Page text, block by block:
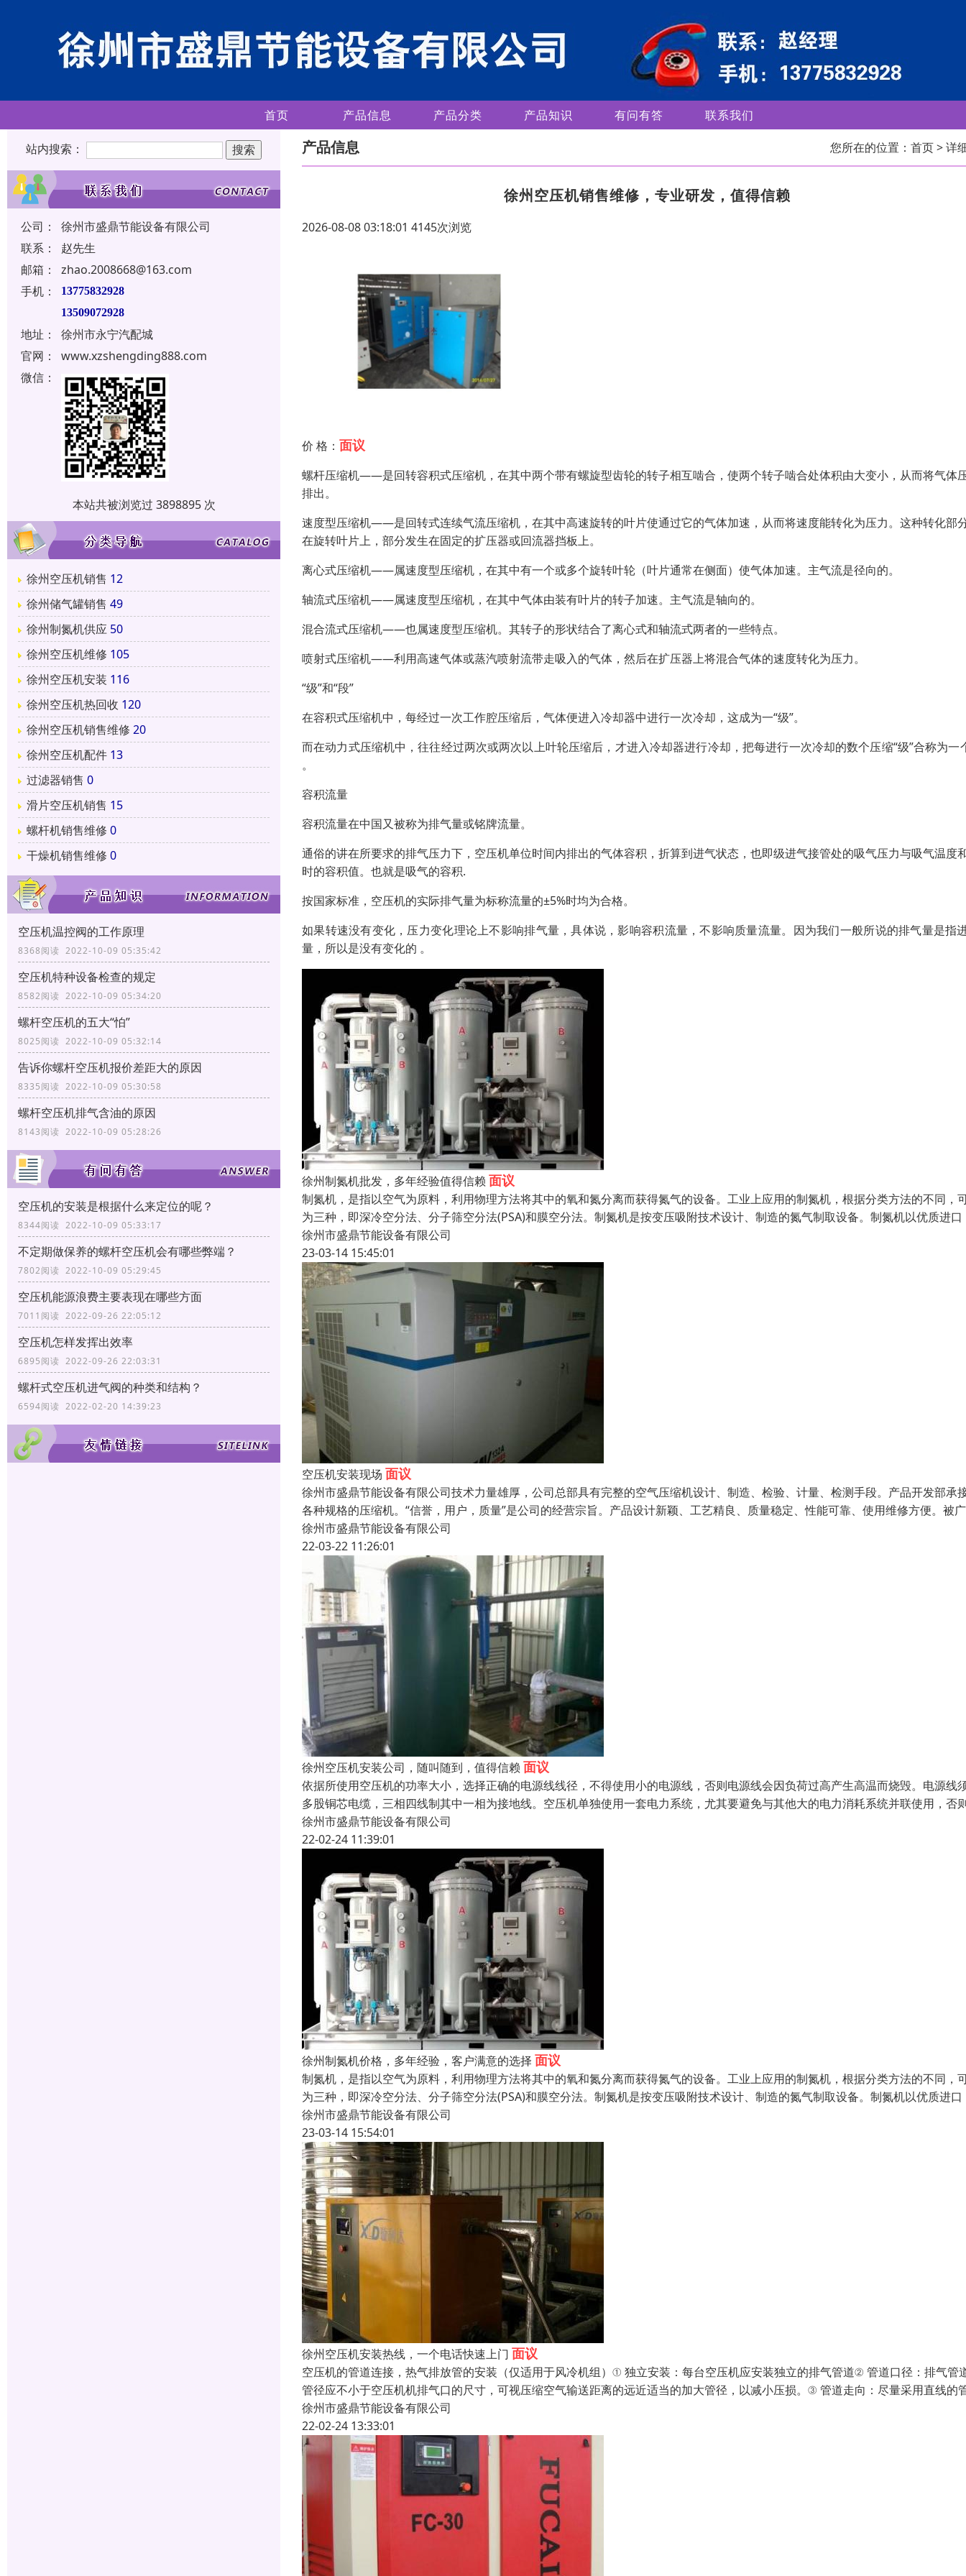
首页 产品信息 产品分类 产品知识 有问有答 联系我们
站内搜索：
公司：
徐州市盛鼎节能设备有限公司
联系：
赵先生
邮箱：
zhao.2008668@163.com
手机：
13775832928
13509072928
地址：
徐州市永宁汽配城
官网：
www.xzshengding888.com
微信：
本站共被浏览过 3898895 次
徐州空压机销售 12
徐州储气罐销售 49
徐州制氮机供应 50
徐州空压机维修 105
徐州空压机安装 116
徐州空压机热回收 120
徐州空压机销售维修 20
徐州空压机配件 13
过滤器销售 0
滑片空压机销售 15
螺杆机销售维修 0
干燥机销售维修 0
空压机温控阀的工作原理
8368阅读 2022-10-09 05:35:42
空压机特种设备检查的规定
8582阅读 2022-10-09 05:34:20
螺杆空压机的五大“怕”
8025阅读 2022-10-09 05:32:14
告诉你螺杆空压机报价差距大的原因
8335阅读 2022-10-09 05:30:58
螺杆空压机排气含油的原因
8143阅读 2022-10-09 05:28:26
空压机的安装是根据什么来定位的呢？
8344阅读 2022-10-09 05:33:17
不定期做保养的螺杆空压机会有哪些弊端？
7802阅读 2022-10-09 05:29:45
空压机能源浪费主要表现在哪些方面
7011阅读 2022-09-26 22:05:12
空压机怎样发挥出效率
6895阅读 2022-09-26 22:03:31
螺杆式空压机进气阀的种类和结构？
6594阅读 2022-02-20 14:39:23
产品信息 您所在的位置： 首页> 详
徐州空压机销售维修，专业研发，值得信赖
2026-08-08 03:18:01 4145次浏览
价 格： 面议
螺杆压缩机——是回转容积式压缩机，在其中两个带有螺旋型齿轮的转子相互啮合，使两个转子啮合处体积由大变小，从而将气体
排出。
速度型压缩机——是回转式连续气流压缩机，在其中高速旋转的叶片使通过它的气体加速，从而将速度能转化为压力。这种转化部
在旋转叶片上，部分发生在固定的扩压器或回流器挡板上。
离心式压缩机——属速度型压缩机，在其中有一个或多个旋转叶轮（叶片通常在侧面）使气体加速。主气流是径向的。
轴流式压缩机——属速度型压缩机，在其中气体由装有叶片的转子加速。主气流是轴向的。
混合流式压缩机——也属速度型压缩机。其转子的形状结合了离心式和轴流式两者的一些特点。
喷射式压缩机——利用高速气体或蒸汽喷射流带走吸入的气体，然后在扩压器上将混合气体的速度转化为压力。
“级”和“段”
在容积式压缩机中，每经过一次工作腔压缩后，气体便进入冷却器中进行一次冷却，这成为一“级”。
而在动力式压缩机中，往往经过两次或两次以上叶轮压缩后，才进入冷却器进行冷却，把每进行一次冷却的数个压缩“级”合称为一
。
容积流量
容积流量在中国又被称为排气量或铭牌流量。
通俗的讲在所要求的排气压力下，空压机单位时间内排出的气体容积，折算到进气状态，也即级进气接管处的吸气压力与吸气温度
时的容积值。也就是吸气的容积.
按国家标准，空压机的实际排气量为标称流量的±5%时均为合格。
如果转速没有变化，压力变化理论上不影响排气量，具体说，影响容积流量，不影响质量流量。因为我们一般所说的排气量是指
量，所以是没有变化的 。
徐州制氮机批发，多年经验值得信赖 面议
制氮机，是指以空气为原料，利用物理方法将其中的氧和氮分离而获得氮气的设备。工业上应用的制氮机，根据分类方法的不同，
为三种，即深冷空分法、分子筛空分法(PSA)和膜空分法。制氮机是按变压吸附技术设计、制造的氮气制取设备。制氮机以优质进口
徐州市盛鼎节能设备有限公司
23-03-14 15:45:01
空压机安装现场 面议
徐州市盛鼎节能设备有限公司技术力量雄厚，公司总部具有完整的空气压缩机设计、制造、检验、计量、检测手段。产品开发部承
各种规格的压缩机。“信誉，用户，质量”是公司的经营宗旨。产品设计新颖、工艺精良、质量稳定、性能可靠、使用维修方便。被
徐州市盛鼎节能设备有限公司
22-03-22 11:26:01
徐州空压机安装公司，随叫随到，值得信赖 面议
依据所使用空压机的功率大小，选择正确的电源线线径，不得使用小的电源线，否则电源线会因负荷过高产生高温而烧毁。电源线
多股铜芯电缆，三相四线制其中一相为接地线。空压机单独使用一套电力系统，尤其要避免与其他大的电力消耗系统并联使用，否
徐州市盛鼎节能设备有限公司
22-02-24 11:39:01
徐州制氮机价格，多年经验，客户满意的选择 面议
制氮机，是指以空气为原料，利用物理方法将其中的氧和氮分离而获得氮气的设备。工业上应用的制氮机，根据分类方法的不同，
为三种，即深冷空分法、分子筛空分法(PSA)和膜空分法。制氮机是按变压吸附技术设计、制造的氮气制取设备。制氮机以优质进口
徐州市盛鼎节能设备有限公司
23-03-14 15:54:01
徐州空压机安装热线，一个电话快速上门 面议
空压机的管道连接，热气排放管的安装（仅适用于风冷机组）① 独立安装：每台空压机应安装独立的排气管道② 管道口径：排气管
管径应不小于空压机机排气口的尺寸，可视压缩空气输送距离的远近适当的加大管径，以减小压损。③ 管道走向：尽量采用直线的
徐州市盛鼎节能设备有限公司
22-02-24 13:33:01